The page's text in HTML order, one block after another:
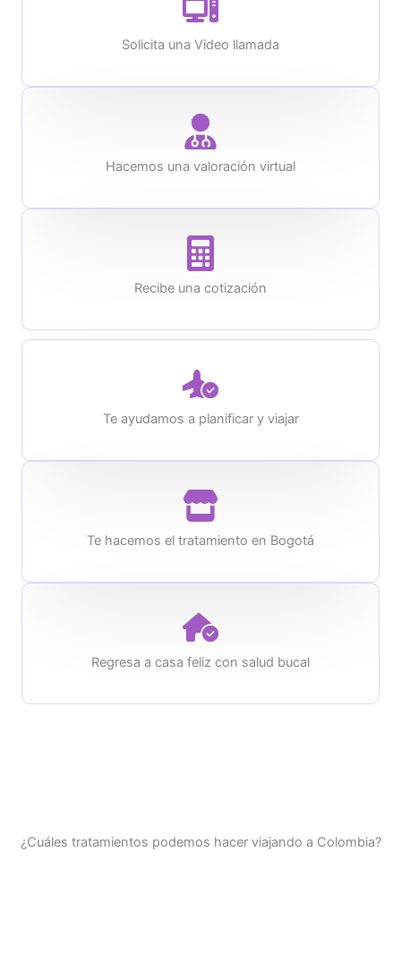
Solicita una Video llamada
Hacemos una valoración virtual
Recibe una cotización
Te ayudamos a planificar y viajar
Te hacemos el tratamiento en Bogotá
Regresa a casa feliz con salud bucal
¿Cuáles tratamientos podemos hacer viajando a Colombia?